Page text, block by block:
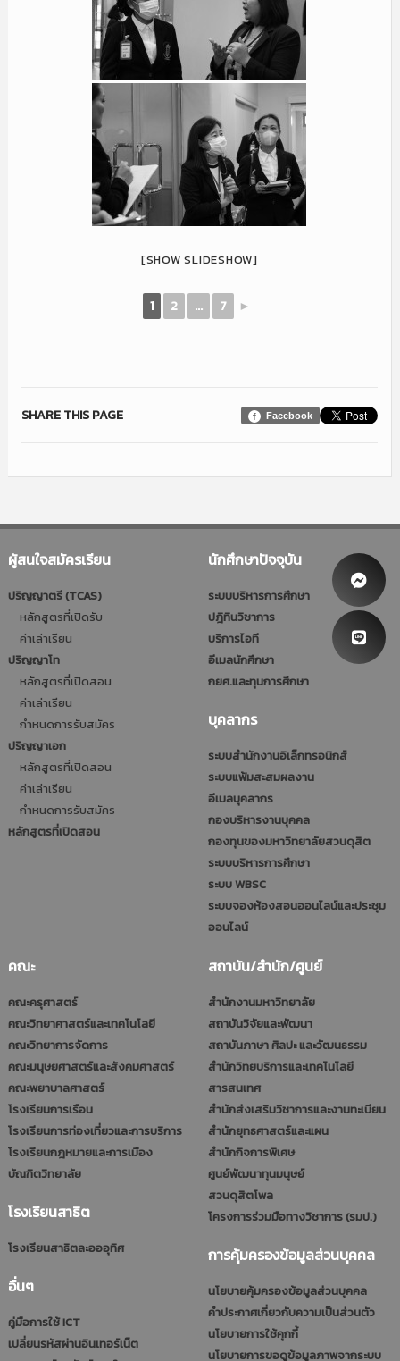
[SHOW SLIDESHOW]
1 2 ... 7 ►
Facebook
SHARE THIS PAGE
ผู้สนใจสมัครเรียน
ปริญญาตรี (TCAS)
หลักสูตรที่เปิดรับ
ค่าเล่าเรียน
ปริญญาโท
หลักสูตรที่เปิดสอน
ค่าเล่าเรียน
กำหนดการรับสมัคร
ปริญญาเอก
หลักสูตรที่เปิดสอน
ค่าเล่าเรียน
กำหนดการรับสมัคร
หลักสูตรที่เปิดสอน
นักศึกษาปัจจุบัน
ระบบบริหารการศึกษา
ปฎิทินวิชาการ
บริการไอที
อีเมลนักศึกษา
กยศ.และทุนการศึกษา
บุคลากร
ระบบสำนักงานอิเล็กทรอนิกส์
ระบบแฟ้มสะสมผลงาน
อีเมลบุคลากร
กองบริหารงานบุคคล
กองทุนของมหาวิทยาลัยสวนดุสิต
ระบบบริหารการศึกษา
ระบบ WBSC
ระบบจองห้องสอนออนไลน์และประชุม
ออนไลน์
คณะ
คณะครุศาสตร์
คณะวิทยาศาสตร์และเทคโนโลยี
คณะวิทยาการจัดการ
คณะมนุษยศาสตร์และสังคมศาสตร์
คณะพยาบาลศาสตร์
โรงเรียนการเรือน
โรงเรียนการท่องเที่ยวและการบริการ
โรงเรียนกฎหมายและการเมือง
บัณฑิตวิทยาลัย
โรงเรียนสาธิต
โรงเรียนสาธิตละอออุทิศ
อื่นๆ
คู่มือการใช้ ICT
เปลี่ยนรหัสผ่านอินเทอร์เน็ต
สถาบัน/สำนัก/ศูนย์
สำนักงานมหาวิทยาลัย
สถาบันวิจัยและพัฒนา
สถาบันภาษา ศิลปะ และวัฒนธรรม
สำนักวิทยบริการและเทคโนโลยี
สารสนเทศ
สำนักส่งเสริมวิชาการและงานทะเบียน
สำนักยุทธศาสตร์และแผน
สำนักกิจการพิเศษ
ศูนย์พัฒนาทุนมนุษย์
สวนดุสิตโพล
โครงการร่วมมือทางวิชาการ (รมป.)
การคุ้มครองข้อมูลส่วนบุคคล
นโยบายคุ้มครองข้อมูลส่วนบุคคล
คำประกาศเกี่ยวกับความเป็นส่วนตัว
นโยบายการใช้คุกกี้
นโยบายการขอดูข้อมูลภาพจากระบบ